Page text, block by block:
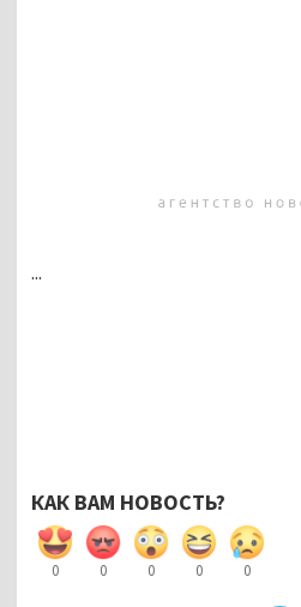
...
КАК ВАМ НОВОСТЬ?
0 0 0 0 0